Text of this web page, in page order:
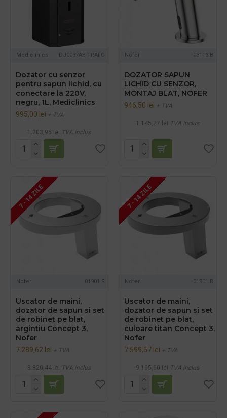
Mediclinics DJ0037AB-TRAFO
Dozator cu senzor
pentru sapun lichid, cu
conectare la 220V,
negru, 1L, Mediclinics
995,00 lei + TVA
1.203,95 lei TVA inclus
Nofer 03113.B
DOZATOR SAPUN
LICHID CU SENZOR,
MONTAJ BLAT, NOFER
946,50 lei + TVA
1.145,27 lei TVA inclus
7 - 14 ZILE
Nofer 01901.S
Uscator de maini,
dozator de sapun si set
de robinet pe blat,
argintiu Concept 3,
Nofer
7.289,62 lei + TVA
8.820,44 lei TVA inclus
7 - 14 ZILE
Nofer 01901.B
Uscator de maini,
dozator de sapun si set
de robinet pe blat,
culoare titan Concept 3,
Nofer
7.599,67 lei + TVA
9.195,60 lei TVA inclus